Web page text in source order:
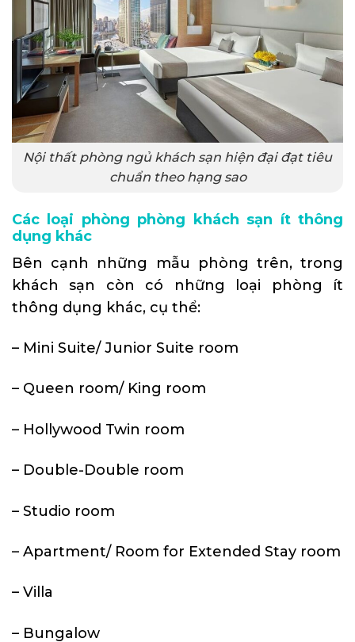
Nội thất phòng ngủ khách sạn hiện đại đạt tiêu
chuẩn theo hạng sao
Các loại phòng phòng khách sạn ít thông
dụng khác
Bên cạnh những mẫu phòng trên, trong
khách sạn còn có những loại phòng ít
thông dụng khác, cụ thể:
– Mini Suite/ Junior Suite room
– Queen room/ King room
– Hollywood Twin room
– Double-Double room
– Studio room
– Apartment/ Room for Extended Stay room
– Villa
– Bungalow